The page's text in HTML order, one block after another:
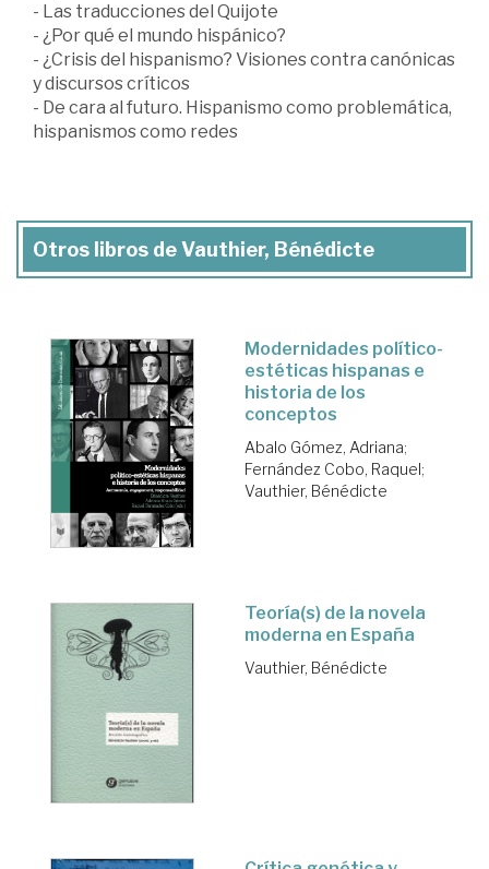
- Las traducciones del Quijote
- ¿Por qué el mundo hispánico?
- ¿Crisis del hispanismo? Visiones contra canónicas
y discursos críticos
- De cara al futuro. Hispanismo como problemática,
hispanismos como redes
Otros libros de Vauthier, Bénédicte
Modernidades político-
estéticas hispanas e
historia de los
conceptos
Abalo Gómez, Adriana;
Fernández Cobo, Raquel;
Vauthier, Bénédicte
Teoría(s) de la novela
moderna en España
Vauthier, Bénédicte